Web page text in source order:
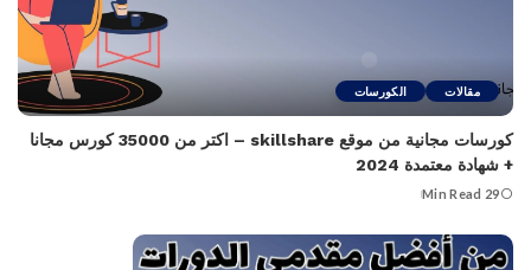
مقالات الكورسات
كورسات مجانية من موقع skillshare – اكتر من 35000 كورس مجانا
+ شهادة معتمدة 2024
29 Min Read